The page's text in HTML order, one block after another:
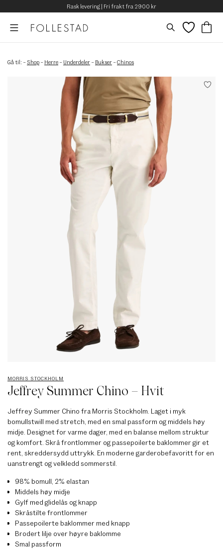
Rask levering | Fri frakt fra 2900 kr
Gå til: – Shop – Herre – Underdeler – Bukser –Chinos
MORRIS STOCKHOLM
Jeffrey Summer Chino – Hvit
Jeffrey Summer Chino fra Morris Stockholm. Laget i myk
bomullstwill med stretch, med en smal passform og middels høy
midje. Designet for varme dager, med en balanse mellom struktur
og komfort. Skrå frontlommer og passepoilerte baklommer gir et
rent, skreddersydd uttrykk. En moderne garderobefavoritt for en
uanstrengt og velkledd sommerstil.
98% bomull, 2% elastan
Middels høy midje
Gylf med glidelås og knapp
Skråstilte frontlommer
Passepoilerte baklommer med knapp
Brodert lilje over høyre baklomme
Smal passform